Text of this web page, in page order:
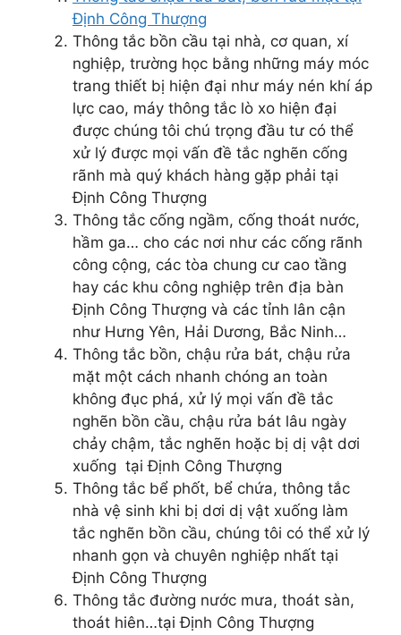
Định Công Thượng
Thông tắc bồn cầu tại nhà, cơ quan, xí
nghiệp, trường học bằng những máy móc
trang thiết bị hiện đại như máy nén khí áp
lực cao, máy thông tắc lò xo hiện đại
được chúng tôi chú trọng đầu tư có thể
xử lý được mọi vấn đề tắc nghẽn cống
rãnh mà quý khách hàng gặp phải tại
Định Công Thượng
Thông tắc cống ngầm, cống thoát nước,
hầm ga… cho các nơi như các cống rãnh
công cộng, các tòa chung cư cao tầng
hay các khu công nghiệp trên địa bàn
Định Công Thượng và các tỉnh lân cận
như Hưng Yên, Hải Dương, Bắc Ninh…
Thông tắc bồn, chậu rửa bát, chậu rửa
mặt một cách nhanh chóng an toàn
không đục phá, xử lý mọi vấn đề tắc
nghẽn bồn cầu, chậu rửa bát lâu ngày
chảy chậm, tắc nghẽn hoặc bị dị vật dơi
xuống tại Định Công Thượng
Thông tắc bể phốt, bể chứa, thông tắc
nhà vệ sinh khi bị dơi dị vật xuống làm
tắc nghẽn bồn cầu, chúng tôi có thể xử lý
nhanh gọn và chuyên nghiệp nhất tại
Định Công Thượng
Thông tắc đường nước mưa, thoát sàn,
thoát hiên…tại Định Công Thượng